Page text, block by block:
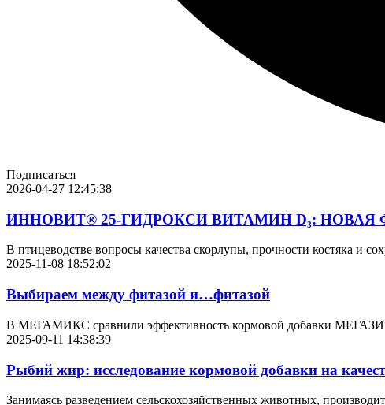
Подписаться
2026-04-27 12:45:38
ИННОВИТ® 25-ГИДРОКСИ ВИТАМИН D₃:
В птицеводстве вопросы качества скорлупы, прочности костяка и
2025-11-08 18:52:02
Выбираем между фитазой и…фитазой
В МЕГАМИКС сравнили эффективность кормовой добавки
2025-09-11 14:38:39
Рыбий жир: исследование кормовой добавки на
Занимаясь разведением сельскохозяйственных животных,